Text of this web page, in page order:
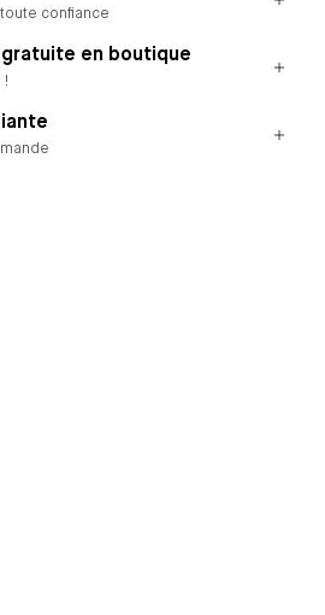
confiance
en boutique
!